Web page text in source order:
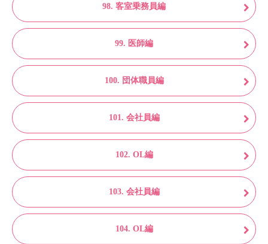
98. 客室乗務員編
99. 医師編
100. 団体職員編
101. 会社員編
102. OL編
103. 会社員編
104. OL編